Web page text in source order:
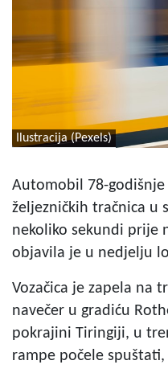
Ilustracija (Pexels)
Automobil 78-godišnje
željezničkih tračnica u
nekoliko sekundi prije
objavila je u nedjelju
Vozačica je zapela na
navečer u gradiću
pokrajini Tiringiji, u
rampe počele